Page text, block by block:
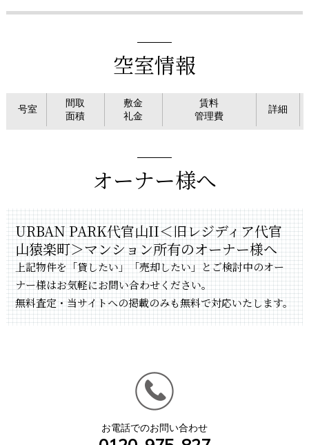
空室情報
号室
間取
面積
敷金
礼金
賃料
管理費
詳細
オーナー様へ
URBAN PARK代官山II＜旧レジディア代官
山猿楽町＞マンション所有のオーナー様へ
上記物件を「貸したい」「売却したい」とご検討中のオー
ナー様はお気軽にお問い合わせください。
無料査定・当サイトへの掲載のみも無料で対応いたします。
お電話でのお問い合わせ